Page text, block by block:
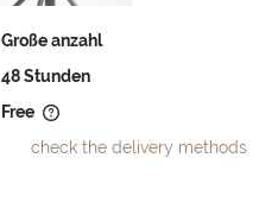
Große anzahl
48 Stunden
Free
check the delivery methods